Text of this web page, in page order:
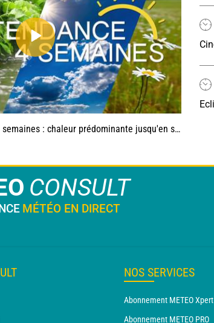
: chaleur prédominante jusqu'en septembre
CONSULT
MÉTÉO EN DIRECT
NOS SERVICES
Abonnement METEO Xpert
Abonnement METEO PRO